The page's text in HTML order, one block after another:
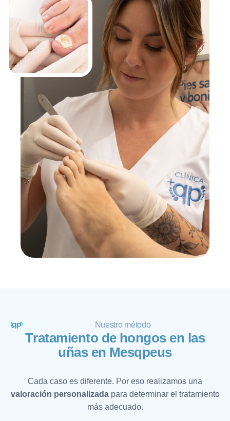
Nuestro método
Tratamiento de hongos en las
uñas en Mesqpeus
Cada caso es diferente. Por eso realizamos una
valoración personalizadapara determinar el tratamiento
más adecuado.